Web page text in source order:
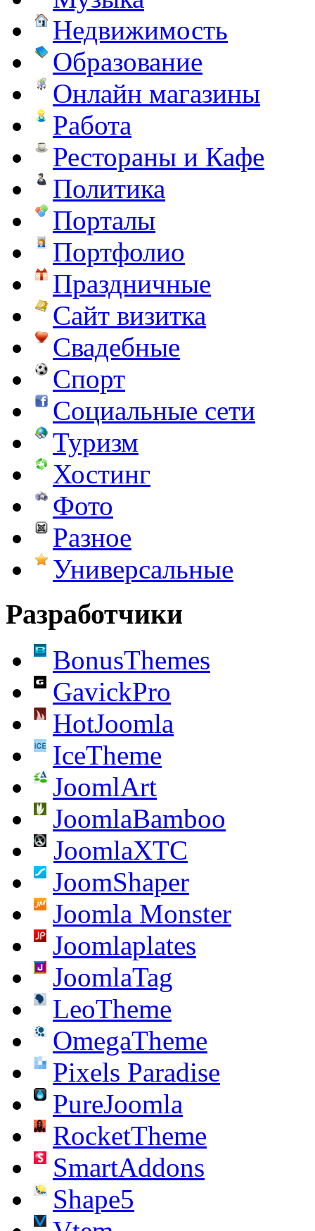
Недвижимость
Образование
Онлайн магазины
Работа
Рестораны и Кафе
Политика
Порталы
Портфолио
Праздничные
Сайт визитка
Свадебные
Спорт
Социальные сети
Туризм
Хостинг
Фото
Разное
Универсальные
Разработчики
BonusThemes
GavickPro
HotJoomla
IceTheme
JoomlArt
JoomlaBamboo
JoomlaXTC
JoomShaper
Joomla Monster
Joomlaplates
JoomlaTag
LeoTheme
OmegaTheme
Pixels Paradise
PureJoomla
RocketTheme
SmartAddons
Shape5